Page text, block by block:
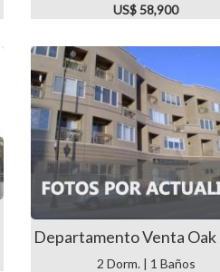
US$ 58,900
Departamento Venta
2 Dorm. | 1 Baños